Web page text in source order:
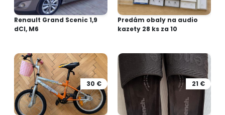
Renault Grand Scenic 1,9
dCI, M6
Predám obaly na audio
kazety 28 ks za 10
30 € 21 €